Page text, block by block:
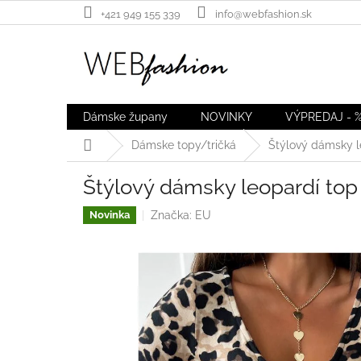
na
+421 949 155 339 info@webfashion.sk
Dámske župany NOVINKY VÝPREDAJ -
DomovDámske topy/tričká Štýlový dámsky
Štýlový dámsky leopardí
Novinka Značka: EU